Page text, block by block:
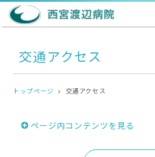
交通アクセス
トップページ 交通アクセス
ページ内コンテンツを見る